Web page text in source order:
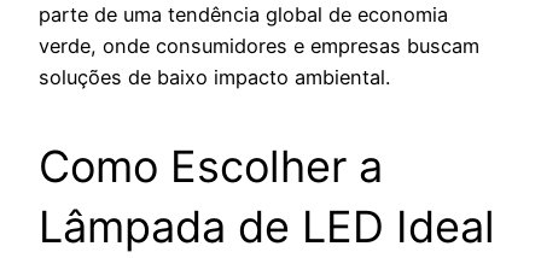
parte de uma tendência global de economia
verde, onde consumidores e empresas buscam
soluções de baixo impacto ambiental.
Como Escolher a
Lâmpada de LED Ideal